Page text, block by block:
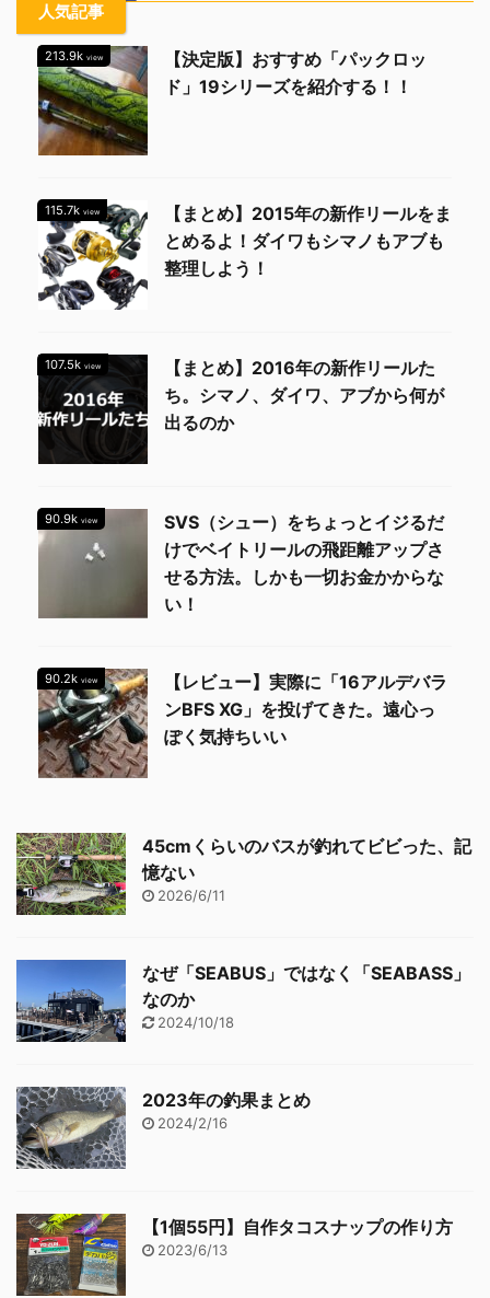
人気記事
213.9k view
【決定版】おすすめ「パックロッ
ド」19シリーズを紹介する！！
115.7k view
【まとめ】2015年の新作リールをま
とめるよ！ダイワもシマノもアブも
整理しよう！
107.5k view
【まとめ】2016年の新作リールた
ち。シマノ、ダイワ、アブから何が
出るのか
90.9k view
SVS（シュー）をちょっとイジるだ
けでベイトリールの飛距離アップさ
せる方法。しかも一切お金かからな
い！
90.2k view
【レビュー】実際に「16アルデバラ
ンBFS XG」を投げてきた。遠心っ
ぽく気持ちいい
45cmくらいのバスが釣れてビビった、記
憶ない
2026/6/11
なぜ「SEABUS」ではなく「SEABASS」
なのか
2024/10/18
2023年の釣果まとめ
2024/2/16
【1個55円】自作タコスナップの作り方
2023/6/13